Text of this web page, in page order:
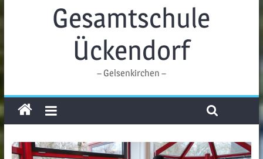
Gesamtschule
Ückendorf
– Gelsenkirchen –